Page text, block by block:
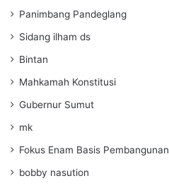
Panimbang Pandeglang
Sidang ilham ds
Bintan
Mahkamah Konstitusi
Gubernur Sumut
mk
Fokus Enam Basis Pembangunan
bobby nasution